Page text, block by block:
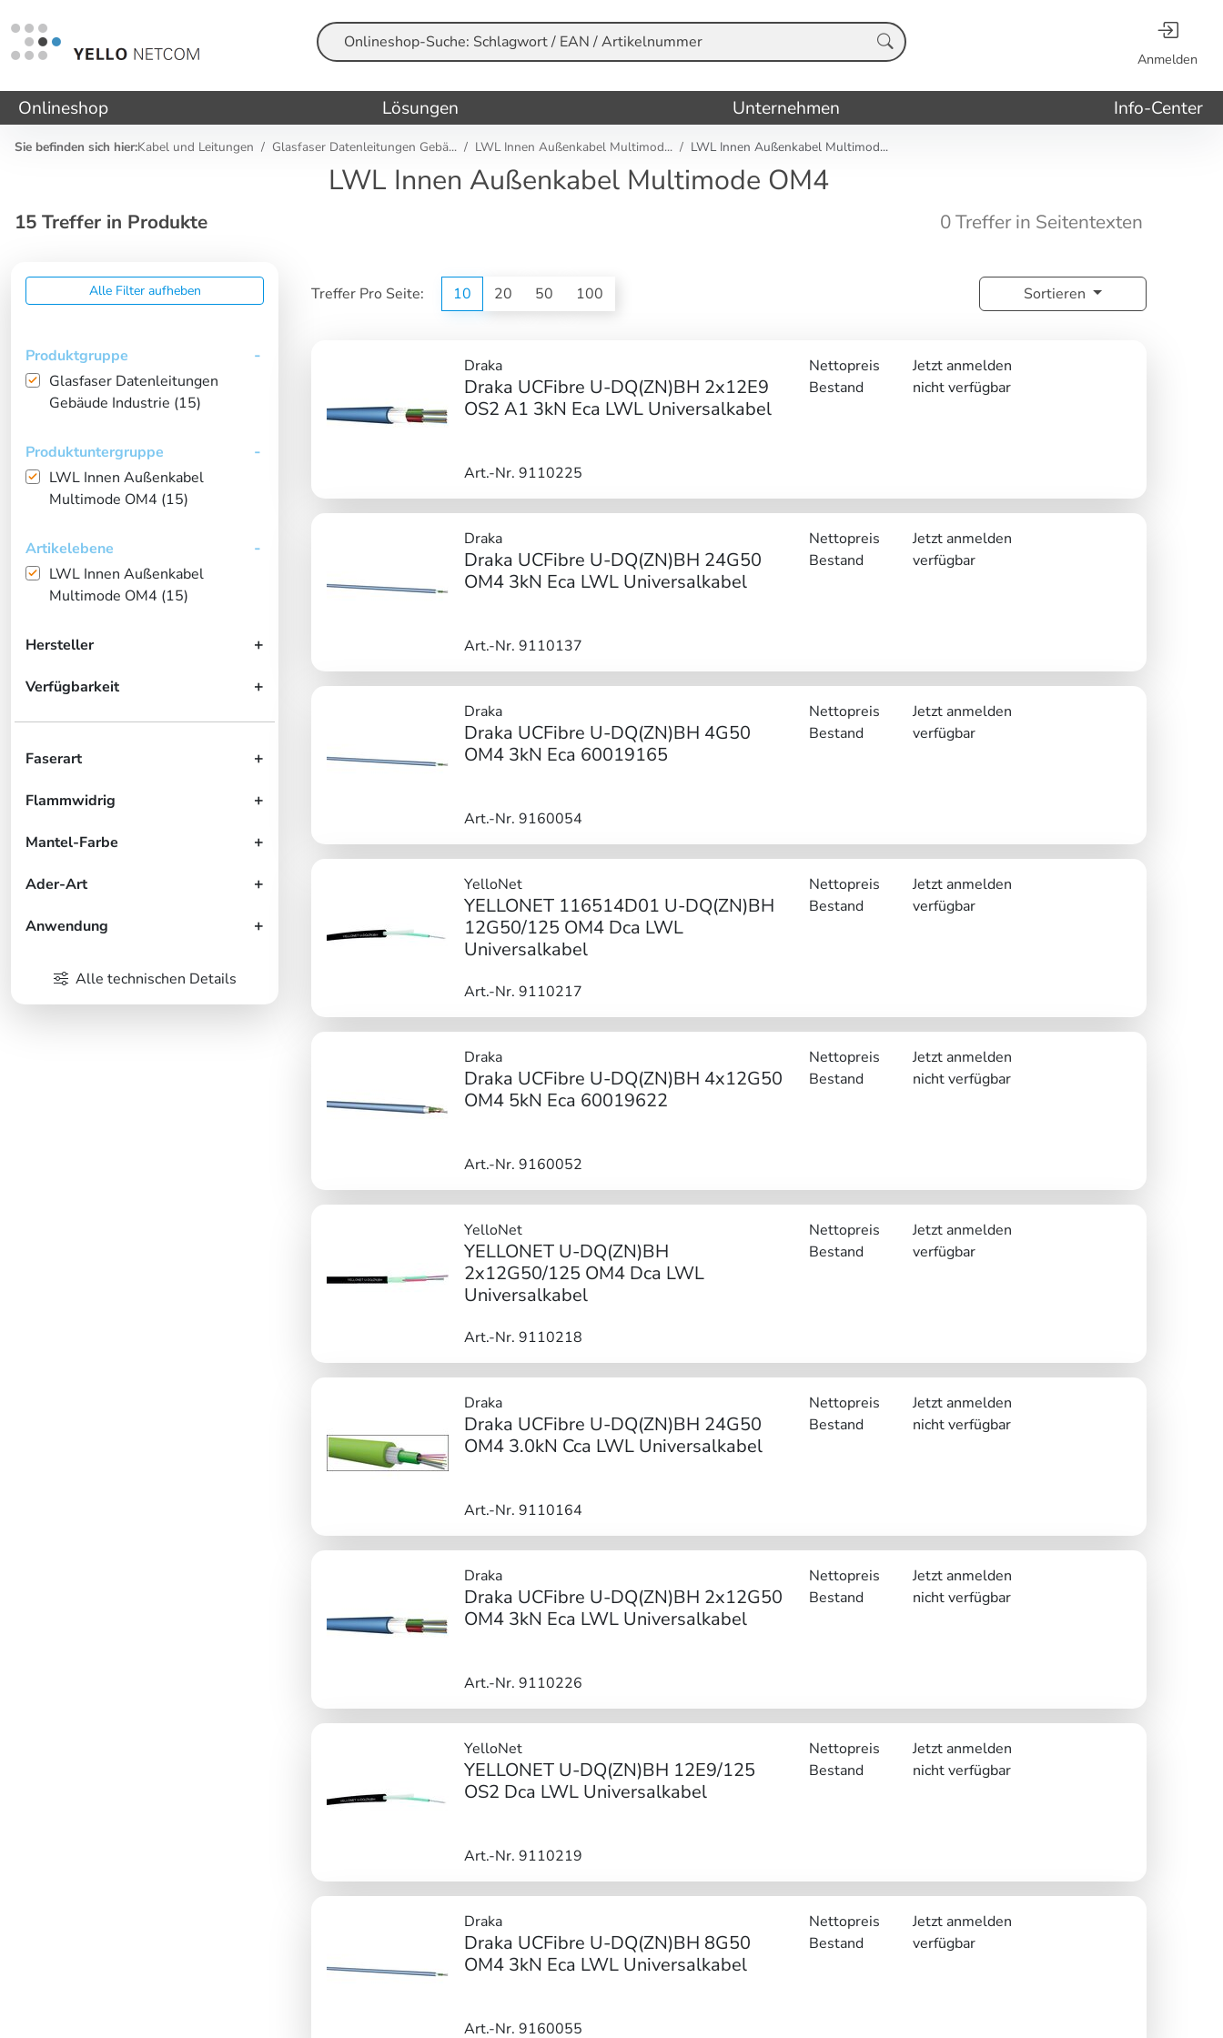
Suche Anmelden
Onlineshop Lösungen Unternehmen Info-Center
Sie befinden sich hier:Kabel und Leitungen Glasfaser Datenleitungen Gebä... LWL Innen Außenkabel Multimod... LWL Innen Außenkabel Multimod...
LWL Innen Außenkabel Multimode OM4
15 Treffer in Produkte 0 Treffer in Seitentexten
Alle Filter aufheben
Produktgruppe
Glasfaser Datenleitungen
Gebäude Industrie (15)
Produktuntergruppe
LWL Innen Außenkabel
Multimode OM4 (15)
Artikelebene
LWL Innen Außenkabel
Multimode OM4 (15)
Hersteller
Verfügbarkeit
Faserart
Flammwidrig
Mantel-Farbe
Ader-Art
Anwendung
Alle technischen Details
Treffer Pro Seite: 10 20 50 100 Sortieren
Draka
Draka UCFibre U-DQ(ZN)BH 2x12E9
OS2 A1 3kN Eca LWL Universalkabel
Art.-Nr. 9110225
Nettopreis
Jetzt anmelden
Bestand
nicht verfügbar
Draka
Draka UCFibre U-DQ(ZN)BH 24G50
OM4 3kN Eca LWL Universalkabel
Art.-Nr. 9110137
Nettopreis
Jetzt anmelden
Bestand
verfügbar
Draka
Draka UCFibre U-DQ(ZN)BH 4G50
OM4 3kN Eca 60019165
Art.-Nr. 9160054
Nettopreis
Jetzt anmelden
Bestand
verfügbar
YelloNet
YELLONET 116514D01 U-DQ(ZN)BH
12G50/125 OM4 Dca LWL
Universalkabel
Art.-Nr. 9110217
Nettopreis
Jetzt anmelden
Bestand
verfügbar
Draka
Draka UCFibre U-DQ(ZN)BH 4x12G50
OM4 5kN Eca 60019622
Art.-Nr. 9160052
Nettopreis
Jetzt anmelden
Bestand
nicht verfügbar
YelloNet
YELLONET U-DQ(ZN)BH
2x12G50/125 OM4 Dca LWL
Universalkabel
Art.-Nr. 9110218
Nettopreis
Jetzt anmelden
Bestand
verfügbar
Draka
Draka UCFibre U-DQ(ZN)BH 24G50
OM4 3.0kN Cca LWL Universalkabel
Art.-Nr. 9110164
Nettopreis
Jetzt anmelden
Bestand
nicht verfügbar
Draka
Draka UCFibre U-DQ(ZN)BH 2x12G50
OM4 3kN Eca LWL Universalkabel
Art.-Nr. 9110226
Nettopreis
Jetzt anmelden
Bestand
nicht verfügbar
YelloNet
YELLONET U-DQ(ZN)BH 12E9/125
OS2 Dca LWL Universalkabel
Art.-Nr. 9110219
Nettopreis
Jetzt anmelden
Bestand
nicht verfügbar
Draka
Draka UCFibre U-DQ(ZN)BH 8G50
OM4 3kN Eca LWL Universalkabel
Art.-Nr. 9160055
Nettopreis
Jetzt anmelden
Bestand
verfügbar